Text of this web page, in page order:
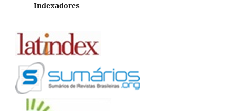
Indexadores